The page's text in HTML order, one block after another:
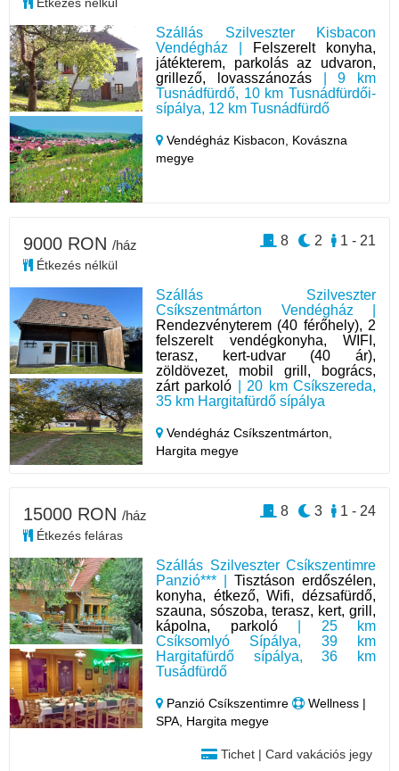
Szállás Szilveszter Kisbacon
Vendégház |
Felszerelt konyha,
játékterem, parkolás az udvaron,
grillező, lovasszánozás| 9 km
Tusnádfürdő, 10 km Tusnádfürdői-
sípálya, 12 km Tusnádfürdő
Vendégház Kisbacon, Kovászna
megye
Szállás Szilveszter
Csíkszentmárton Vendégház |
Rendezvényterem (40 férőhely), 2
felszerelt vendégkonyha, WIFI,
terasz, kert-udvar (40 ár),
zöldövezet, mobil grill, bogrács,
zárt parkoló | 20 km Csíkszereda,
35 km Hargitafürdő sípálya
Vendégház Csíkszentmárton,
Hargita megye
9000 RON /ház
Étkezés nélkül
1 - 21
2
8
Szállás Szilveszter Csíkszentimre
Panzió*** |Tisztáson erdőszélen,
konyha, étkező, Wifi, dézsafürdő,
szauna, sószoba, terasz, kert, grill,
kápolna, parkoló| 25 km
Csíksomlyó Sípálya, 39 km
Hargitafürdő sípálya, 36 km
Tusádfürdő
Panzió Csíkszentimre
Wellness |
SPA, Hargita megye
Tichet | Card vakációs jegy
15000 RON /ház
Étkezés feláras
1 - 24
3
8